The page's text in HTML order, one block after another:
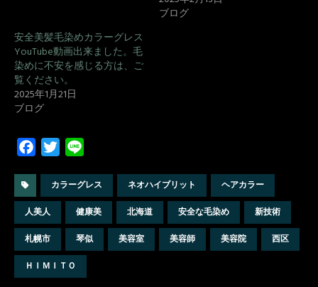
ブログ
安全美髪毛染めカラーグレス
YouTube動画出来ました。毛
染めに不安を感じる方は、ご
覧ください。
2025年1月21日
ブログ
e
b
o
o
k
i
t
t
r
n
e
カラーグレス ネオハイブリット
ヘアカラー
人美人
健康美 北海道 安全な毛染め
新技術
札幌市
琴似 美容室 美容師 美容院
西区
ＨＩＭＩＴＯ